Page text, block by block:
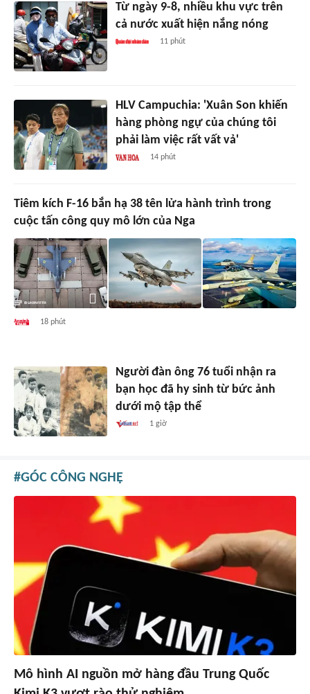
Từ ngày 9-8, nhiều khu vực trên
cả nước xuất hiện nắng nóng
11 phút
HLV Campuchia: 'Xuân Son khiến
hàng phòng ngự của chúng tôi
phải làm việc rất vất vả'
14 phút
Tiêm kích F-16 bắn hạ 38 tên lửa hành trình trong
cuộc tấn công quy mô lớn của Nga
18 phút
Người đàn ông 76 tuổi nhận ra
bạn học đã hy sinh từ bức ảnh
dưới mộ tập thể
1 giờ
GÓC CÔNG NGHỆ
Mô hình AI nguồn mở hàng đầu Trung Quốc